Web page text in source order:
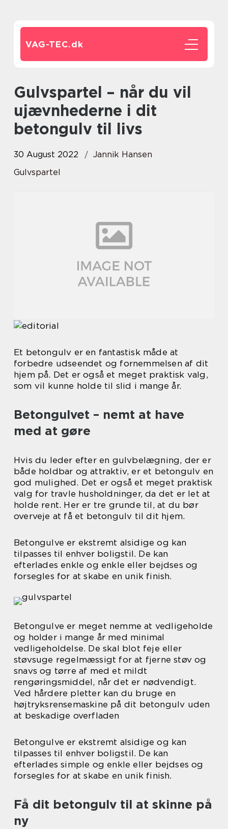
VAG-TEC.dk
Gulvspartel – når du vil
ujævnhederne i dit
betongulv til livs
30 August 2022
Jannik Hansen
Gulvspartel
Et betongulv er en fantastisk måde at
forbedre udseendet og fornemmelsen af dit
hjem på. Det er også et meget praktisk valg,
som vil kunne holde til slid i mange år.
Betongulvet – nemt at have
med at gøre
Hvis du leder efter en gulvbelægning, der er
både holdbar og attraktiv, er et betongulv en
god mulighed. Det er også et meget praktisk
valg for travle husholdninger, da det er let at
holde rent. Her er tre grunde til, at du bør
overveje at få et betongulv til dit hjem.
Betongulve er ekstremt alsidige og kan
tilpasses til enhver boligstil. De kan
efterlades enkle og enkle eller bejdses og
forsegles for at skabe en unik finish.
Betongulve er meget nemme at vedligeholde
og holder i mange år med minimal
vedligeholdelse. De skal blot feje eller
støvsuge regelmæssigt for at fjerne støv og
snavs og tørre af med et mildt
rengøringsmiddel, når det er nødvendigt.
Ved hårdere pletter kan du bruge en
højtryksrensemaskine på dit betongulv uden
at beskadige overfladen
Betongulve er ekstremt alsidige og kan
tilpasses til enhver boligstil. De kan
efterlades simple og enkle eller bejdses og
forsegles for at skabe en unik finish.
Få dit betongulv til at skinne på
ny